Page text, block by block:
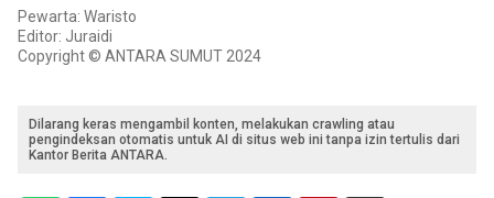
Pewarta: Waristo
Editor: Juraidi
Copyright © ANTARA SUMUT 2024
Dilarang keras mengambil konten, melakukan crawling atau
pengindeksan otomatis untuk AI di situs web ini tanpa izin tertulis dari
Kantor Berita ANTARA.